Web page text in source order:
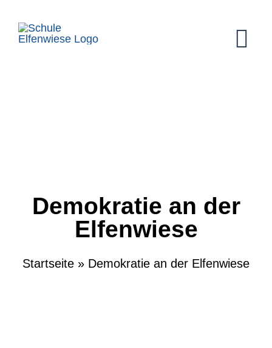
Inhalt
springen
Über Uns
Demokratie an der
Elfenwiese
Startseite » Demokratie an der Elfenwiese